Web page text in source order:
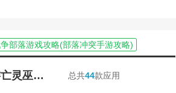
部落游戏攻略(部落冲突手游攻略)
王攻略(部落冲突升王攻略)
游戏部落冲突攻略大全(塔防部落)
魔域手游黑暗法师攻略(魔域手游亡灵巫师攻略) 总共44款应用